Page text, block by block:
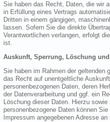
Sie haben das Recht, Daten, die wir
in Erfüllung eines Vertrags
Dritten in einem gängigen,
lassen. Sofern Sie die direkte
Verantwortlichen verlangen, erfolgt
ist.
Auskunft, Sperrung, Löschung
Sie haben im Rahmen der geltenden
das Recht auf unentgeltliche
personenbezogenen Daten, deren
der Datenverarbeitung und ggf. ein
Löschung dieser Daten. Hierzu
personenbezogene Daten können
Impressum angegebenen Adresse an